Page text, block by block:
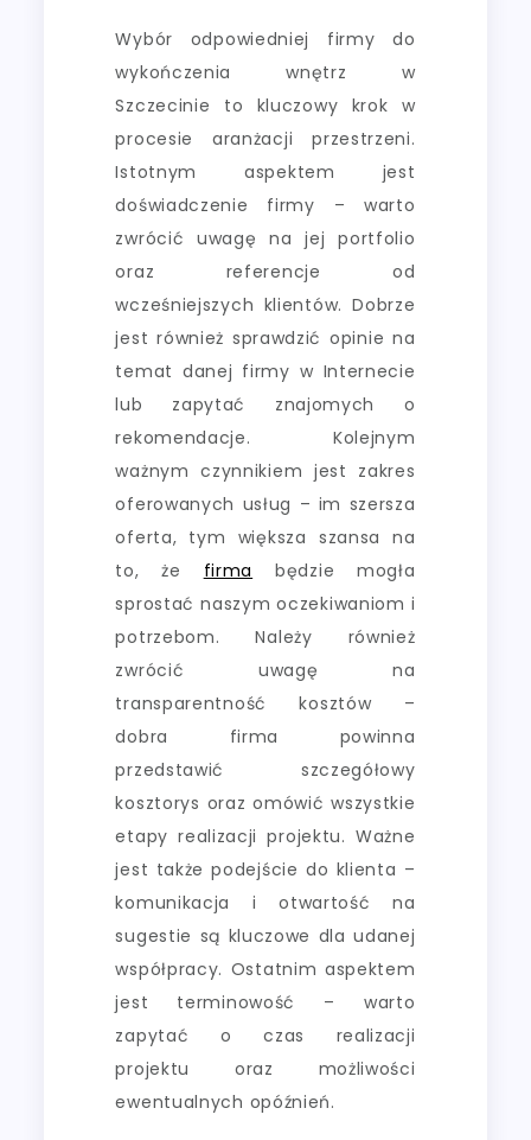
Wybór odpowiedniej firmy do
wykończenia wnętrz w
Szczecinie to kluczowy krok w
procesie aranżacji przestrzeni.
Istotnym aspektem jest
doświadczenie firmy – warto
zwrócić uwagę na jej portfolio
oraz referencje od
wcześniejszych klientów. Dobrze
jest również sprawdzić opinie na
temat danej firmy w Internecie
lub zapytać znajomych o
rekomendacje. Kolejnym
ważnym czynnikiem jest zakres
oferowanych usług – im szersza
oferta, tym większa szansa na
to, że firma
będzie mogła
sprostać naszym oczekiwaniom i
potrzebom. Należy również
zwrócić uwagę na
transparentność kosztów –
dobra firma powinna
przedstawić szczegółowy
kosztorys oraz omówić wszystkie
etapy realizacji projektu. Ważne
jest także podejście do klienta –
komunikacja i otwartość na
sugestie są kluczowe dla udanej
współpracy. Ostatnim aspektem
jest terminowość – warto
zapytać o czas realizacji
projektu oraz możliwości
ewentualnych opóźnień.